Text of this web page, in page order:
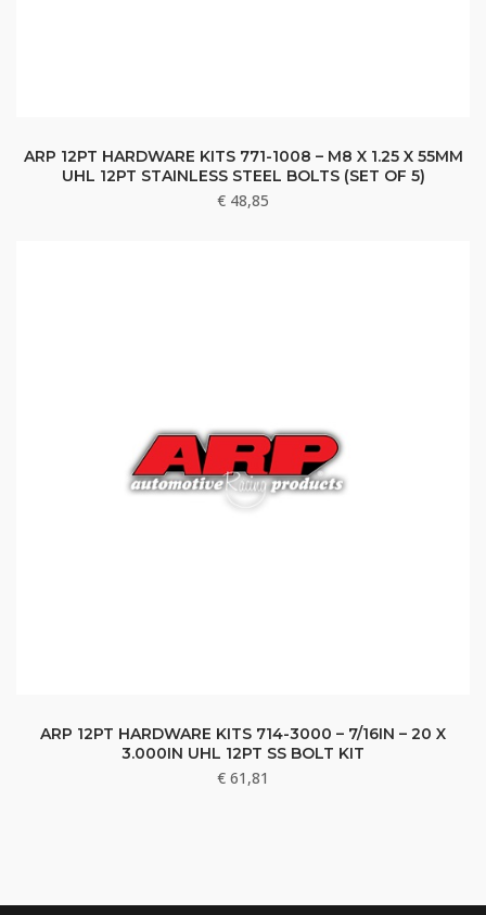
ARP 12PT HARDWARE KITS 771-1008 – M8 X 1.25 X 55MM
UHL 12PT STAINLESS STEEL BOLTS (SET OF 5)
€ 48,85
ARP 12PT HARDWARE KITS 714-3000 – 7/16IN – 20 X
3.000IN UHL 12PT SS BOLT KIT
€ 61,81